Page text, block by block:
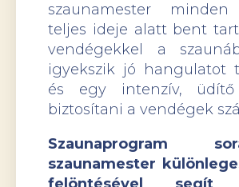
szaunamester minden
teljes ideje alatt bent
vendégekkel a
igyekszik jó hangulatot
és egy intenzív,
biztosítani a vendégek
Szaunaprogram
szaunamester